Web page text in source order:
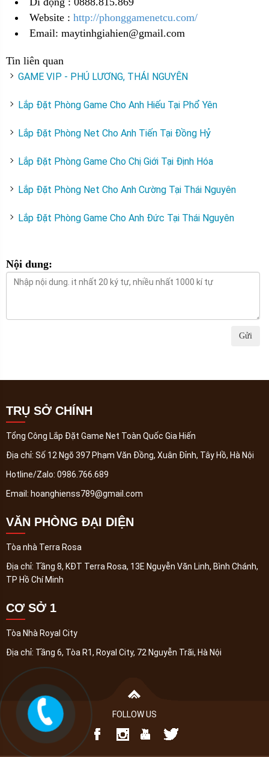
Website : http://phonggamenetcu.com/
Email: maytinhgiahien@gmail.com
Tin liên quan
GAME VIP - PHÚ LƯƠNG, THÁI NGUYÊN
Lắp Đặt Phòng Game Cho Anh Hiếu Tại Phổ Yên
Lắp Đặt Phòng Net Cho Anh Tiến Tại Đồng Hỷ
Lắp Đặt Phòng Game Cho Chị Giới Tại Định Hóa
Lắp Đặt Phòng Net Cho Anh Cường Tại Thái Nguyên
Lắp Đặt Phòng Game Cho Anh Đức Tại Thái Nguyên
Nội dung:
Gửi
TRỤ SỞ CHÍNH
Tổng Công Lắp Đặt Game Net Toàn Quốc Gia Hiến
Địa chỉ: Số 12 Ngõ 397 Phạm Văn Đồng, Xuân Đỉnh, Tây Hồ, Hà Nội
Hotline/Zalo: 0986.766.689
Email: hoanghienss789@gmail.com
VĂN PHÒNG ĐẠI DIỆN
Tòa nhà Terra Rosa
Địa chỉ: Tầng 8, KĐT Terra Rosa, 13E Nguyễn Văn Linh, Bình Chánh,
TP Hồ Chí Minh
CƠ SỞ 1
Tòa Nhà Royal City
Địa chỉ: Tầng 6, Tòa R1, Royal City, 72 Nguyễn Trãi, Hà Nội
FOLLOW US